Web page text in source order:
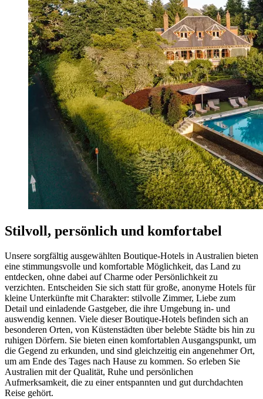
Stilvoll, persönlich und komfortabel
Unsere sorgfältig ausgewählten Boutique-Hotels in Australien bieten
eine stimmungsvolle und komfortable Möglichkeit, das Land zu
entdecken, ohne dabei auf Charme oder Persönlichkeit zu
verzichten. Entscheiden Sie sich statt für große, anonyme Hotels für
kleine Unterkünfte mit Charakter: stilvolle Zimmer, Liebe zum
Detail und einladende Gastgeber, die ihre Umgebung in- und
auswendig kennen. Viele dieser Boutique-Hotels befinden sich an
besonderen Orten, von Küstenstädten über belebte Städte bis hin zu
ruhigen Dörfern. Sie bieten einen komfortablen Ausgangspunkt, um
die Gegend zu erkunden, und sind gleichzeitig ein angenehmer Ort,
um am Ende des Tages nach Hause zu kommen. So erleben Sie
Australien mit der Qualität, Ruhe und persönlichen
Aufmerksamkeit, die zu einer entspannten und gut durchdachten
Reise gehört.